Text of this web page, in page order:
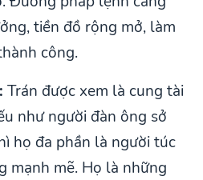
tiền đồ rộng mở, làm
công.
Trán được xem là cung tài
như người đàn ông sở
họ đa phần là người túc
mạnh mẽ. Họ là những